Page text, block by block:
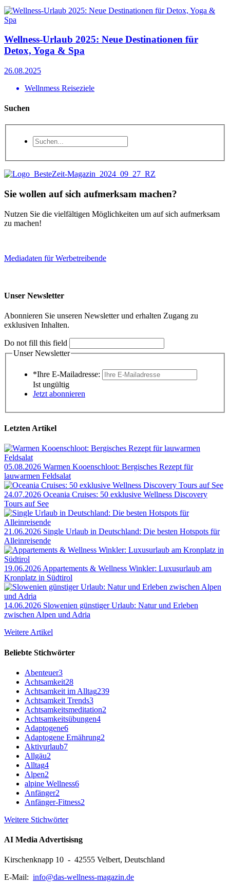
Wellness-Urlaub 2025: Neue Destinationen für
Detox, Yoga & Spa
26.08.2025
Wellnmess Reiseziele
Suchen
Sie wollen auf sich aufmerksam machen?
Nutzen Sie die vielfältigen Möglichkeiten um auf sich aufmerksam
zu machen!
Mediadaten für Werbetreibende
Unser Newsletter
Abonnieren Sie unseren Newsletter und erhalten Zugang zu
exklusiven Inhalten.
Do not fill this field
Unser Newsletter
*Ihre E-Mailadresse:
Ist ungültig
Jetzt abonnieren
Letzten Artikel
05.08.2026 Warmen Kooenschloot: Bergisches Rezept für
lauwarmen Feldsalat
24.07.2026 Oceania Cruises: 50 exklusive Wellness Discovery
Tours auf See
21.06.2026 Single Urlaub in Deutschland: Die besten Hotspots für
Alleinreisende
19.06.2026Appartements & Wellness Winkler: Luxusurlaub am
Kronplatz in Südtirol
14.06.2026 Slowenien günstiger Urlaub: Natur und Erleben
zwischen Alpen und Adria
Weitere Artikel
Beliebte Stichwörter
Abenteuer3
Achtsamkeit28
Achtsamkeit im Alltag239
Achtsamkeit Trends3
Achtsamkeitsmeditation2
Achtsamkeitsübungen4
Adaptogene6
Adaptogene Ernährung2
Aktivurlaub7
Allgäu2
Alltag4
Alpen2
alpine Wellness6
Anfänger2
Anfänger-Fitness2
Weitere Stichwörter
AI Media Advertisisng
Kirschenknapp 10 - 42555 Velbert, Deutschland
E-Mail: info@das-wellness-magazin.de